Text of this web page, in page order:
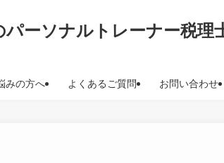
パーソナルトレーナー税理
みの方へ よくあるご質問 お問い合わせ